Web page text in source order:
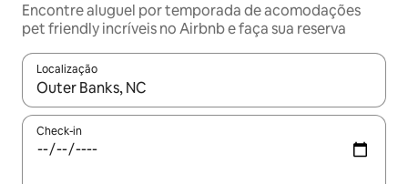
Encontre aluguel por temporada de acomodações
pet friendly incríveis no Airbnb e faça sua reserva
Localização
Quando os resultados estiverem disponíveis, explore-os
Check-in